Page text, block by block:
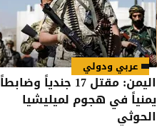
عربي ودولي
اليمن: مقتل 17 جندياً وضابطاً
يمنياً في هجوم لميليشيا
الحوثي